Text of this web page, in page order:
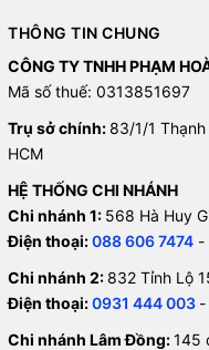
THÔNG TIN CHUNG
CÔNG TY TNHH PHẠM
Mã số thuế: 0313851697
Trụ sở chính: 83/1/1
HCM
HỆ THỐNG CHI NHÁNH
Chi nhánh 1: 568 Hà Huy
Điện thoại:088 606 7474 -
Chi nhánh 2: 832 Tỉnh Lộ
Điện thoại:0931 444 003 -
Chi nhánh Lâm Đồng:145